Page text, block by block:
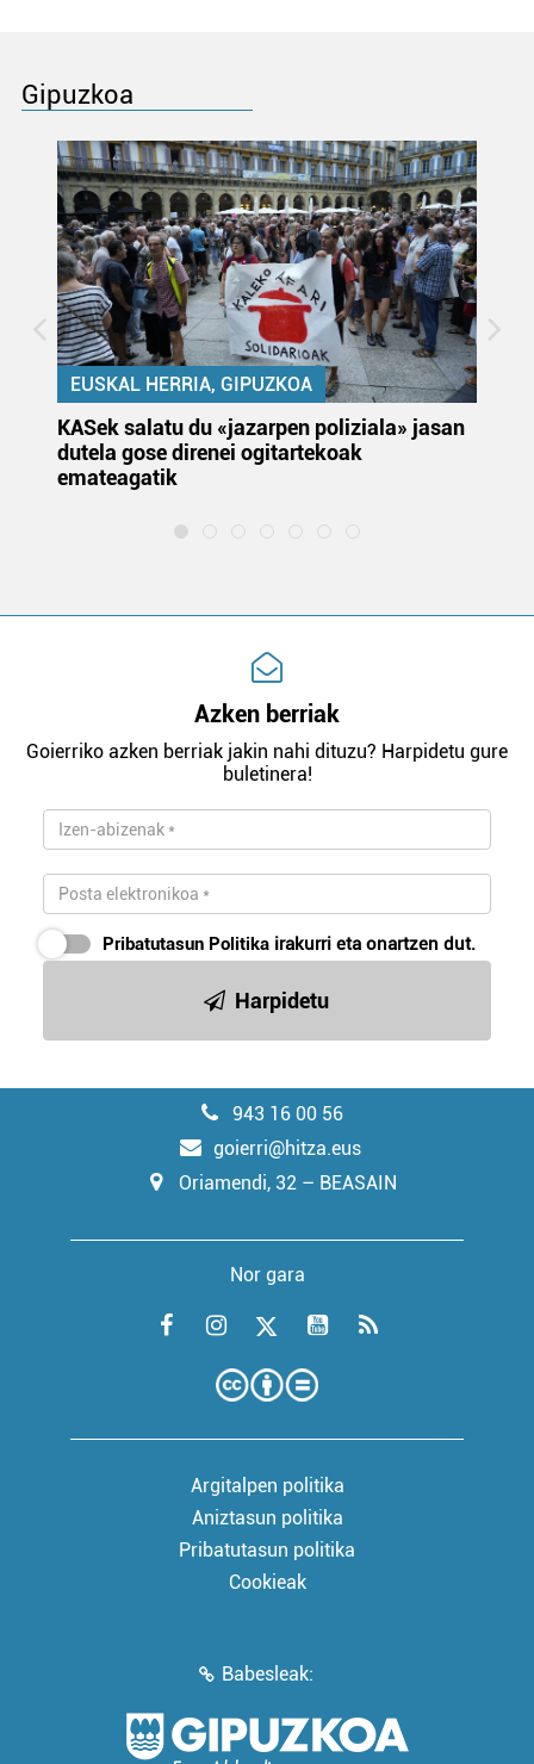
Gipuzkoa
EUSKAL HERRIA, GIPUZKOA
KASek salatu du «jazarpen poliziala» jasan
dutela gose direnei ogitartekoak
emateagatik
Azken berriak
Goierriko azken berriak jakin nahi dituzu? Harpidetu gure
buletinera!
Pribatutasun Politika irakurri eta onartzen dut.
Harpidetu
943 16 00 56
goierri@hitza.eus
Oriamendi, 32 – BEASAIN
Nor gara
Argitalpen politika
Aniztasun politika
Pribatutasun politika
Cookieak
Babesleak: